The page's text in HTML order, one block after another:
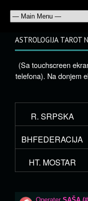
ASTROLOGIJA TAROT
(Sa touchscreen
telefona). Na donjem
R. SRPSKA
BHFEDERACIJA
HT. MOSTAR